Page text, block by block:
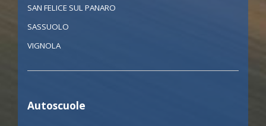
SAN FELICE SUL PANARO
SASSUOLO
VIGNOLA
Autoscuole